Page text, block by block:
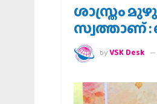
ശാസ്ത്രം
സ്വത്താണ് :
byVSK Desk